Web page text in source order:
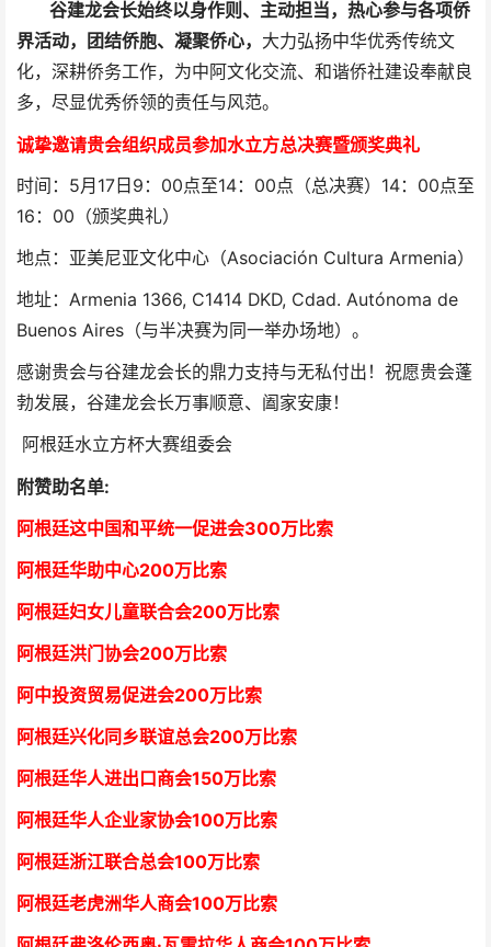
谷建龙会长始终以身作则、主动担当，热心参与各项侨
界活动，团结侨胞、凝聚侨心， 大力弘扬中华优秀传统文
化，深耕侨务工作，为中阿文化交流、和谐侨社建设奉献良
多，尽显优秀侨领的责任与风范。
诚挚邀请贵会组织成员参加水立方总决赛暨颁奖典礼
时间：5月17日9：00点至14：00点（总决赛）14：00点至
16：00（颁奖典礼）
地点：亚美尼亚文化中心（Asociación Cultura Armenia）
地址：Armenia 1366, C1414 DKD, Cdad. Autónoma de
Buenos Aires（与半决赛为同一举办场地）。
感谢贵会与谷建龙会长的鼎力支持与无私付出！祝愿贵会蓬
勃发展，谷建龙会长万事顺意、阖家安康！
阿根廷水立方杯大赛组委会
附赞助名单:
阿根廷这中国和平统一促进会300万比索
阿根廷华助中心200万比索
阿根廷妇女儿童联合会200万比索
阿根廷洪门协会200万比索
阿中投资贸易促进会200万比索
阿根廷兴化同乡联谊总会200万比索
阿根廷华人进出口商会150万比索
阿根廷华人企业家协会100万比索
阿根廷浙江联合总会100万比索
阿根廷老虎洲华人商会100万比索